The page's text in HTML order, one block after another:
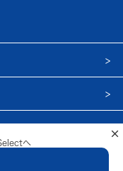
×
へ